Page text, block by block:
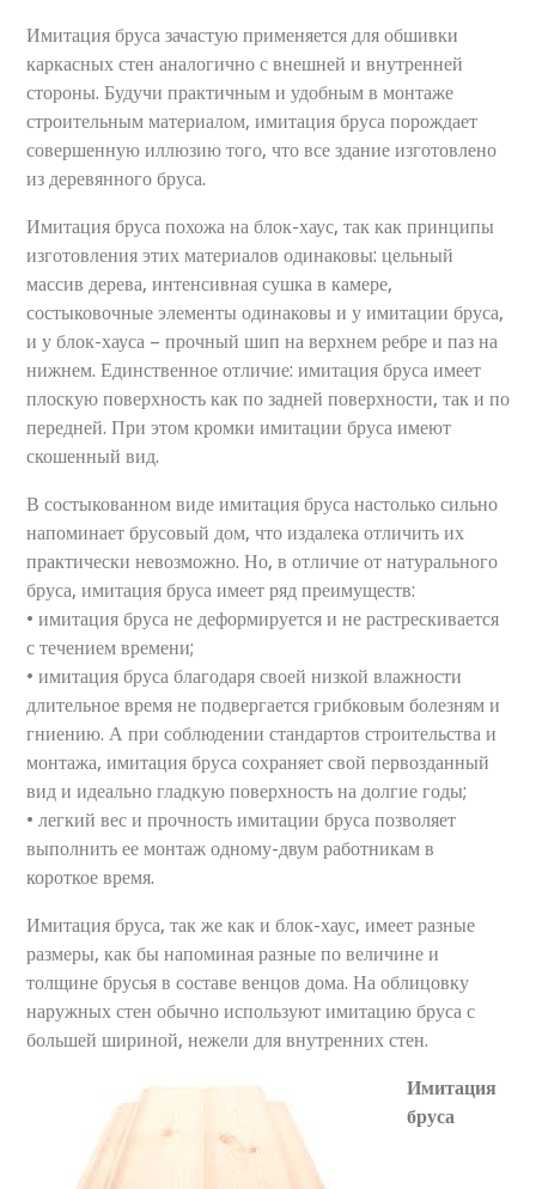
Имитация бруса зачастую применяется для обшивки
каркасных стен аналогично с внешней и внутренней
стороны. Будучи практичным и удобным в монтаже
строительным материалом, имитация бруса порождает
совершенную иллюзию того, что все здание изготовлено
из деревянного бруса.
Имитация бруса похожа на блок-хаус, так как принципы
изготовления этих материалов одинаковы: цельный
массив дерева, интенсивная сушка в камере,
состыковочные элементы одинаковы и у имитации бруса,
и у блок-хауса – прочный шип на верхнем ребре и паз на
нижнем. Единственное отличие: имитация бруса имеет
плоскую поверхность как по задней поверхности, так и по
передней. При этом кромки имитации бруса имеют
скошенный вид.
В состыкованном виде имитация бруса настолько сильно
напоминает брусовый дом, что издалека отличить их
практически невозможно. Но, в отличие от натурального
бруса, имитация бруса имеет ряд преимуществ:
• имитация бруса не деформируется и не растрескивается
с течением времени;
• имитация бруса благодаря своей низкой влажности
длительное время не подвергается грибковым болезням и
гниению. А при соблюдении стандартов строительства и
монтажа, имитация бруса сохраняет свой первозданный
вид и идеально гладкую поверхность на долгие годы;
• легкий вес и прочность имитации бруса позволяет
выполнить ее монтаж одному-двум работникам в
короткое время.
Имитация бруса, так же как и блок-хаус, имеет разные
размеры, как бы напоминая разные по величине и
толщине брусья в составе венцов дома. На облицовку
наружных стен обычно используют имитацию бруса с
большей шириной, нежели для внутренних стен.
Имитация
бруса